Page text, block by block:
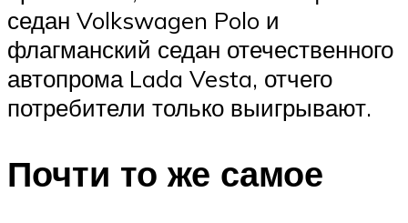
седан Volkswagen Polo и
флагманский седан отечественного
автопрома Lada Vesta, отчего
потребители только выигрывают.
Почти то же самое